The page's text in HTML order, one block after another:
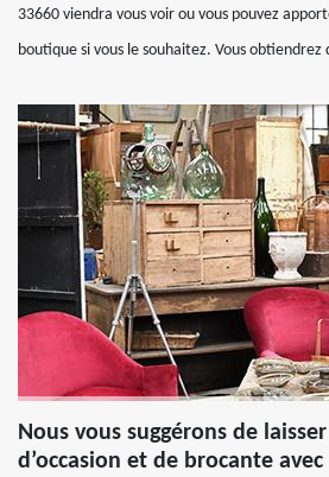
33660 viendra vous voir ou vous pouvez
boutique si vous le souhaitez. Vous obtiendrez
Nous vous suggérons de
d’occasion et de brocante